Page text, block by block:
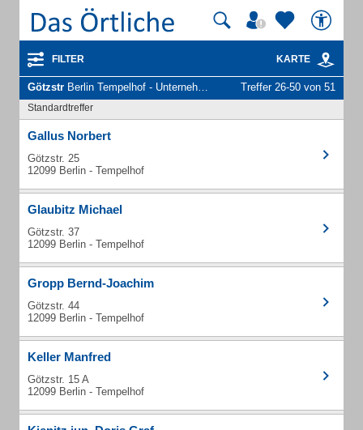
FILTER KARTE
Götzstr Berlin Tempelhof - Unternehmen und Personen Treffer 26-50 von 51
Standardtreffer
Gallus Norbert
Götzstr. 25
12099 Berlin - Tempelhof
Glaubitz Michael
Götzstr. 37
12099 Berlin - Tempelhof
Gropp Bernd-Joachim
Götzstr. 44
12099 Berlin - Tempelhof
Keller Manfred
Götzstr. 15 A
12099 Berlin - Tempelhof